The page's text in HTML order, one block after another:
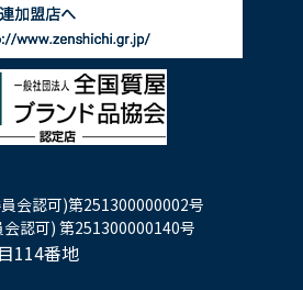
会認可)第251300000002号
認可) 第251300000140号
114番地